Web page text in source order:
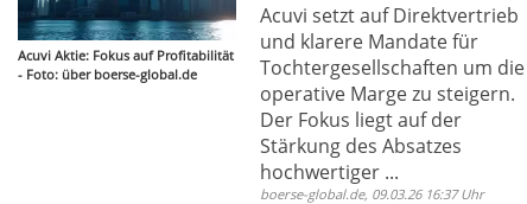
Acuvi Aktie: Fokus auf Profitabilität
- Foto: über boerse-global.de
Acuvi setzt auf Direktvertrieb
und klarere Mandate für
Tochtergesellschaften um die
operative Marge zu steigern.
Der Fokus liegt auf der
Stärkung des Absatzes
hochwertiger ...
boerse-global.de, 09.03.26 16:37 Uhr